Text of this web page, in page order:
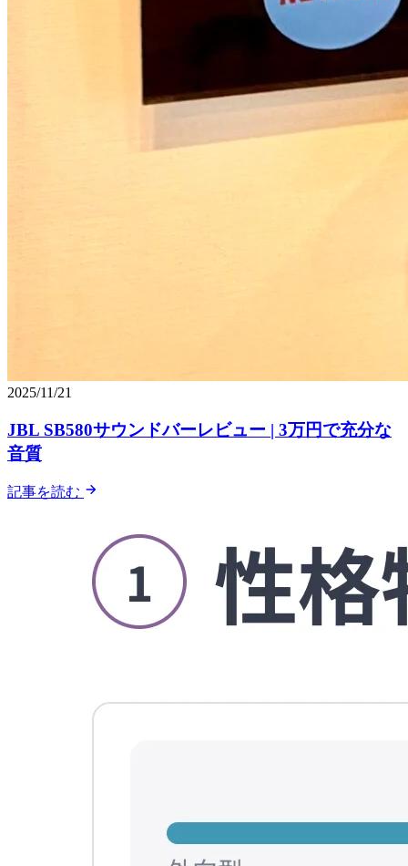
2025/11/21
JBL SB580サウンドバーレビュー | 3万円で充分な
音質
記事を読む